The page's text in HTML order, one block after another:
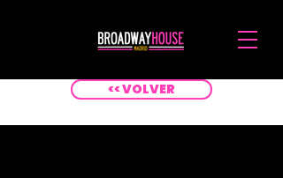
<< VOLVER